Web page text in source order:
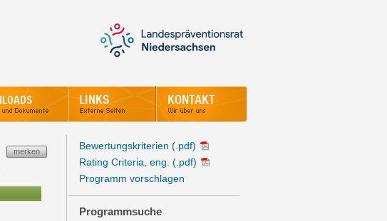
Bewertungskriterien (.pdf)
Rating Criteria, eng. (.pdf)
Programm vorschlagen
Programmsuche
merken